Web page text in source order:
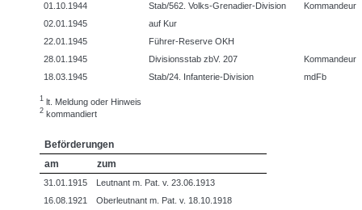
01.10.1944
Stab/562. Volks-Grenadier-Division
Kommandeur
02.01.1945
auf Kur
22.01.1945
Führer-Reserve OKH
28.01.1945
Divisionsstab zbV. 207
Kommandeur
18.03.1945
Stab/24. Infanterie-Division mdFb
1 lt. Meldung oder Hinweis
2 kommandiert
Beförderungen
am
zum
31.01.1915
Leutnant m. Pat. v. 23.06.1913
16.08.1921
Oberleutnant m. Pat. v. 18.10.1918